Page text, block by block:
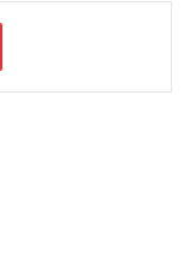
Pinterest